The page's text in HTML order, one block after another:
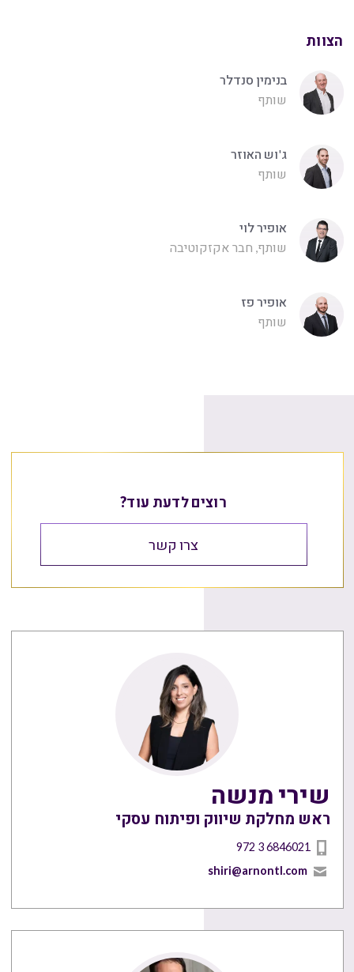
הצוות
בנימין סנדלר
שותף
ג'וש האוזר
שותף
אופיר לוי
שותף, חבר אקזקוטיבה
אופיר פז
שותף
רוצים לדעת עוד?
צרו קשר
שירי מנשה
ראש מחלקת שיווק ופיתוח עסקי
972 3 6846021
shiri@arnontl.com